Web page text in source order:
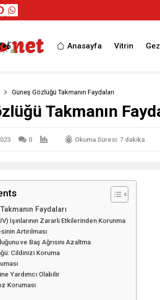
Anasayfa Vitrin
Güneş Gözlüğü Takmanın Faydaları
Takmanın
0 Okuma Süresi: 7 dakika
Faydaları
Işınlarının Zararlı Etkilerinden Korunma
Artırılması
ve Baş Ağrısını Azaltma
Cildinizi Koruma
Yardımcı Olabilir
Koruması